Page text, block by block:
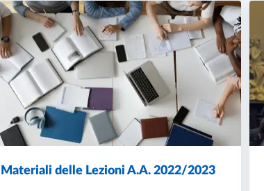
Materiali delle Lezioni A.A. 2022/2023